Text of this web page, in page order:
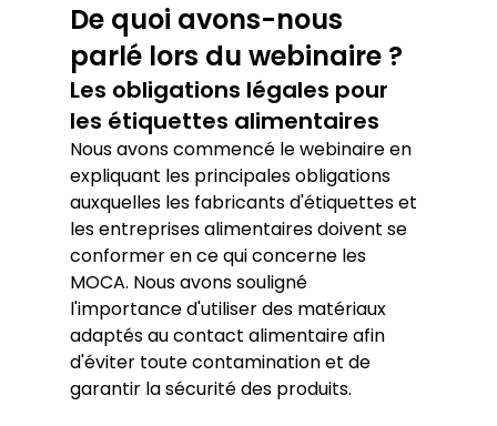
De quoi avons-nous
parlé lors du webinaire ?
Les obligations légales pour
les étiquettes alimentaires
Nous avons commencé le webinaire en
expliquant les principales obligations
auxquelles les fabricants d'étiquettes et
les entreprises alimentaires doivent se
conformer en ce qui concerne les
MOCA. Nous avons souligné
l'importance d'utiliser des matériaux
adaptés au contact alimentaire afin
d'éviter toute contamination et de
garantir la sécurité des produits.